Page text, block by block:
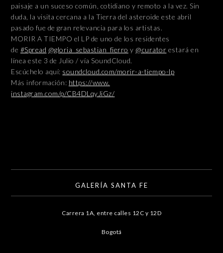
paisaje a un suceso común, cotidiano y remoto a la vez. Sin
duda, la visita cercana a la Tierra del asteroide este abril
pasado fue de gran relevancia para los artistas.
MORIR A TIEMPO el LP de uno de los residentes
de #Spread @gloria_sebastian_ fierro y @curator estará en
línea este 3 de Julio / vía SoundCloud.
Escúchelo aquí: soundcloud.com/morir-a-tiempo-lp
Más información: https://www.
instagram.com/p/CB4DLqyJiGz/
GALERÍA SANTA FE
Carrera 1A, entre calles 12C y 12D
Bogotá